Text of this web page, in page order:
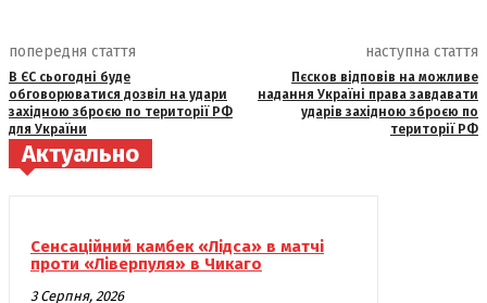
попередня стаття
В ЄС сьогодні буде
обговорюватися дозвіл на удари
західною зброєю по території РФ
для України
наступна стаття
Пєсков відповів на можливе
надання Україні права завдавати
ударів західною зброєю по
території РФ
Актуально
Сенсаційний камбек «Лідса» в матчі
проти «Ліверпуля» в Чикаго
3 Серпня, 2026